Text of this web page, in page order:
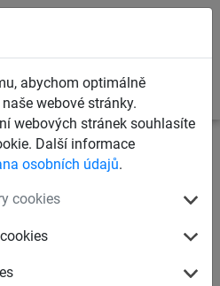
abychom optimálně
webové stránky.
webových stránek souhlasíte
Další informace
osobních údajů.
cookies
sítě, žebříky, lana
závěsným
včetně